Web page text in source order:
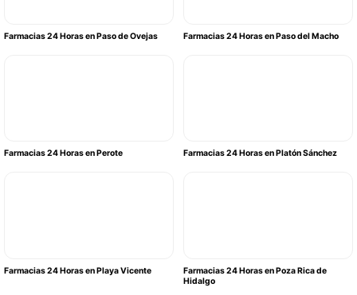
Farmacias 24 Horas en Paso de Ovejas Farmacias 24 Horas en Paso del Macho
Farmacias 24 Horas en Perote Farmacias 24 Horas en Platón Sánchez
Farmacias 24 Horas en Playa Vicente
Farmacias 24 Horas en Poza Rica de
Hidalgo